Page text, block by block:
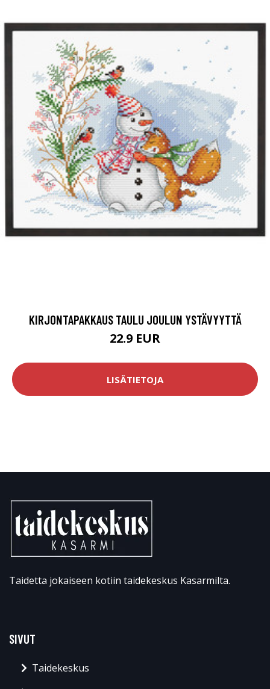
KIRJONTAPAKKAUS TAULU JOULUN YSTÄVYYTTÄ
22.9 EUR
LISÄTIETOJA
Taidetta jokaiseen kotiin taidekeskus Kasarmilta.
SIVUT
Taidekeskus